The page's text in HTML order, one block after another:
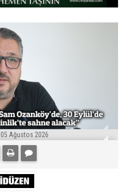
05 Ağustos 2026